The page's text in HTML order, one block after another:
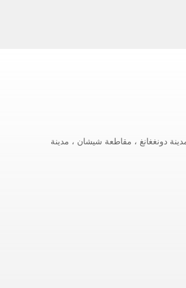
دونغغانغ ، مقاطعة شيشان ، مدينة